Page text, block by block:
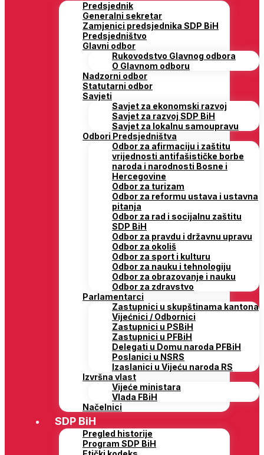
Predsjednik
Generalni sekretar
Zamjenici predsjednika SDP BiH
Predsjedništvo
Glavni odbor
Rukovodstvo Glavnog odbora
O Glavnom odboru
Nadzorni odbor
Statutarni odbor
Savjeti
Savjet za ekonomski razvoj
Savjet za razvoj SDP BiH
Savjet za lokalnu samoupravu
Odbori Predsjedništva
Odbor za afirmaciju i zaštitu
vrijednosti antifašističke borbe
naroda i narodnosti Bosne i
Hercegovine
Odbor za turizam
Odbor za reformu ustava i ustavna
pitanja
Odbor za rad i socijalnu zaštitu
SDP BiH
Odbor za pravdu i državnu upravu
Odbor za okoliš
Odbor za sport i kulturu
Odbor za nauku i tehnologiju
Odbor za obrazovanje i nauku
Odbor za zdravstvo
Parlamentarci
Zastupnici u skupštinama kantona
Vijećnici / Odbornici
Zastupnici u PSBiH
Zastupnici u PFBiH
Delegati u Domu naroda PFBiH
Poslanici u NSRS
Izaslanici u Vijeću naroda RS
Izvršna vlast
Vijeće ministara
Vlada FBiH
Načelnici
SDP BiH
Pregled historije
Program SDP BiH